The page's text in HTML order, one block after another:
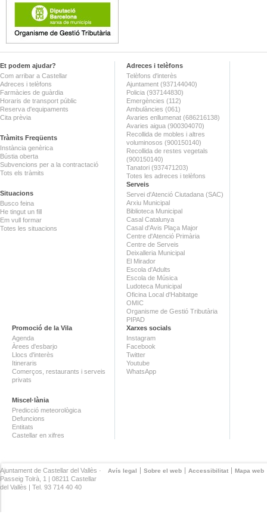
Et podem ajudar?
Com arribar a Castellar
Adreces i telèfons
Farmàcies de guàrdia
Horaris de transport públic
Reserva d'equipaments
Cita prèvia
Tràmits Freqüents
Instància genèrica
Bústia oberta
Subvencions per a la contractació
Tots els tràmits
Situacions
Busco feina
He tingut un fill
Em vull formar
Totes les situacions
Adreces i telèfons
Telèfons d'interès
Ajuntament (937144040)
Policia (937144830)
Emergències (112)
Ambulàncies (061)
Avaries enllumenat (686216138)
Avaries aigua (900304070)
Recollida de mobles i altres
voluminosos (900150140)
Recollida de restes vegetals
(900150140)
Tanatori (937471203)
Totes les adreces i telèfons
Serveis
Servei d'Atenció Ciutadana (SAC)
Arxiu Municipal
Biblioteca Municipal
Casal Catalunya
Casal d'Avis Plaça Major
Centre d'Atenció Primària
Centre de Serveis
Deixalleria Municipal
El Mirador
Escola d'Adults
Escola de Música
Ludoteca Municipal
Oficina Local d'Habitatge
OMIC
Organisme de Gestió Tributària
PIPAD
Promoció de la Vila
Agenda
Àrees d'esbarjo
Llocs d'interès
Itineraris
Comerços, restaurants i serveis
privats
Miscel·lània
Predicció meteorològica
Defuncions
Entitats
Castellar en xifres
Xarxes socials
Instagram
Facebook
Twitter
Youtube
WhatsApp
Avís legal Sobre el web Accessibilitat Mapa web
Ajuntament de Castellar del Vallès ·
Passeig Tolrà, 1 | 08211 Castellar
del Vallès | Tel. 93 714 40 40